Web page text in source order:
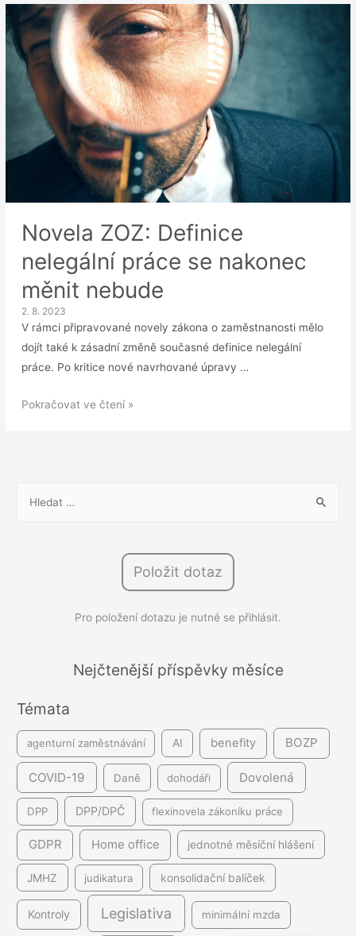
za
mzdové
nároky
subdodavatele
stavebnictví
Novela ZOZ: Definice
nelegální práce se nakonec
měnit nebude
2. 8. 2023
V rámci připravované novely zákona o zaměstnanosti mělo
dojít také k zásadní změně současné definice nelegální
práce. Po kritice nové navrhované úpravy …
Novela
se
Pokračovat ve čtení »
í
Položit dotaz
Pro položení dotazu je nutné se přihlásit.
Nejčtenější příspěvky měsíce
Témata
agenturní zaměstnávání AI benefity BOZP
COVID-19 Daně dohodáři Dovolená
DPP DPP/DPČ flexinovela zákoníku práce
GDPR Home office jednotné měsíční hlášení
JMHZ judikatura konsolidační balíček
Kontroly Legislativa minimální mzda